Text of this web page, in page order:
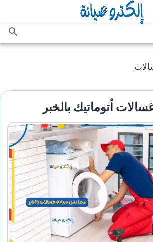
بحث
أتوماتيك بالخبر